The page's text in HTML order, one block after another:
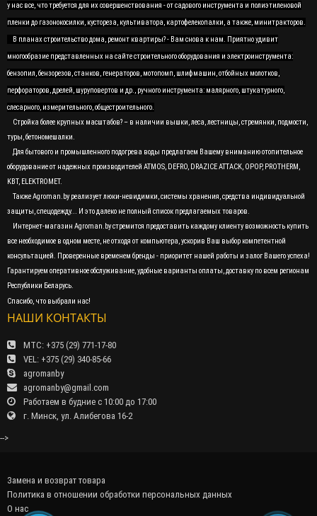
у нас все, что требуется для их совершенствования - от садового инструмента и полиэтиленовой
пленки до газонокосилки, кустореза, культиватора, картофелекопалки, а также, минитракторов.
В планах строительство дома, ремонт квартиры? - Вам снова к нам. Приятно удивит
многообразие представленных на сайте строительного оборудования и электроинструмента:
бензопил, бензорезов, станков, генераторов, мотопомп, шлифмашин, отбойных молотков,
перфораторов, дрелей, шуруповертов и др., ручного инструмента: малярного, штукатурного,
слесарного, измерительного, общестроительного.
Стройка более крупных масштабов? – в наличии вышки, леса, лестницы, стремянки, подмости,
туры, бетономешалки.
Для бытового и промышленного подогрева воды предлагаем Вашему вниманию отопительное
оборудование от надежных производителей ATMOS, DEFRO, DRAZICE ATTACK, OPOP, PROTHERM,
KBT, ELEKTROMET.
Также Agroman.by реализует люки-невидимки, системы хранения, средства индивидуальной
защиты, спецодежду... И это далеко не полный список предлагаемых товаров.
Интернет-магазин Agroman.by стремится предоставить каждому клиенту возможность купить
все необходимое в одном месте, не отходя от компьютера, ускорив Ваш выбор компетентной
консультацией. Проверенные временем бренды - приоритет нашей работы и залог Вашего успеха!
Гарантируем оперативное обслуживание, удобные варианты оплаты, доставку по всем регионам
Республики Беларусь.
Спасибо, что выбрали нас!
НАШИ КОНТАКТЫ
МТС: +375 (29) 771-17-80
VEL: +375 (29) 340-85-66
agromanby
agromanby@gmail.com
Работаем в будние с 10:00 до 17:00
г. Минск, ул. Алибегова 16-2
-->
Замена и возврат товара
Политика в отношении обработки персональных данных
О нас